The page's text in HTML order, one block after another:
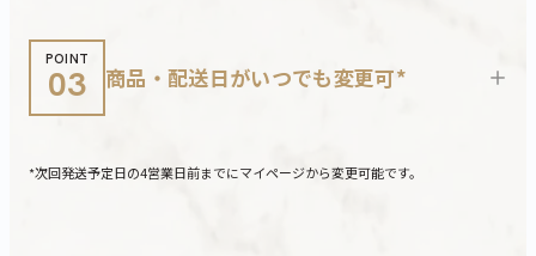
POINT
03 商品・配送日がいつでも変更可* +
*次回発送予定日の4営業日前までにマイページから変更可能です。